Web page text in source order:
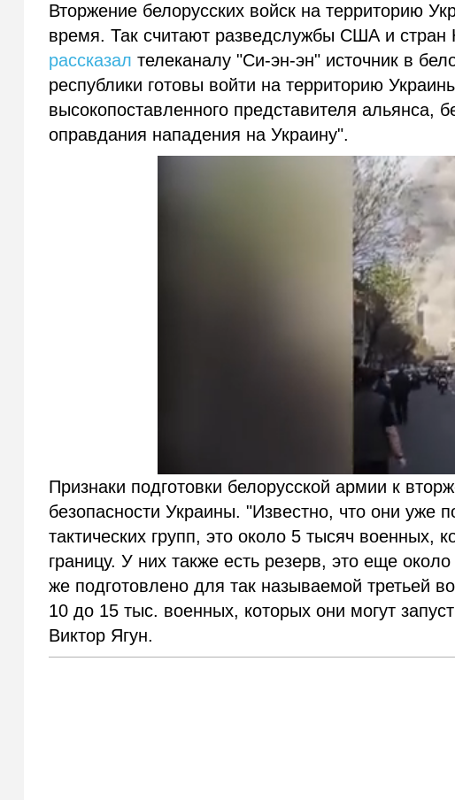
Вторжение белорусских войск на территорию
время. Так считают разведслужбы США и стран
рассказал телеканалу "Си-эн-эн" источник в
республики готовы войти на территорию
высокопоставленного представителя альянса,
оправдания нападения на Украину".
Признаки подготовки белорусской армии к
безопасности Украины. "Известно, что они уже
тактических групп, это около 5 тысяч военных,
границу. У них также есть резерв, это еще
же подготовлено для так называемой третьей
10 до 15 тыс. военных, которых они могут
Виктор Ягун.